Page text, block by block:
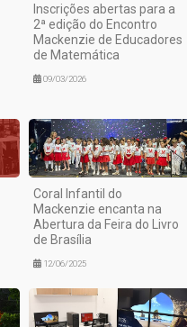
Inscrições abertas para a
2ª edição do Encontro
Mackenzie de Educadores
de Matemática
09/03/2026
Coral Infantil do
Mackenzie encanta na
Abertura da Feira do Livro
de Brasília
12/06/2025